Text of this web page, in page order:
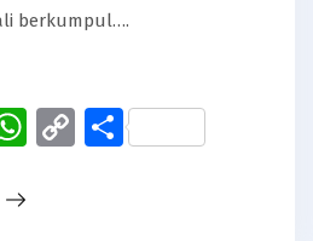
berkumpul….
WhatsApp
CopyShare